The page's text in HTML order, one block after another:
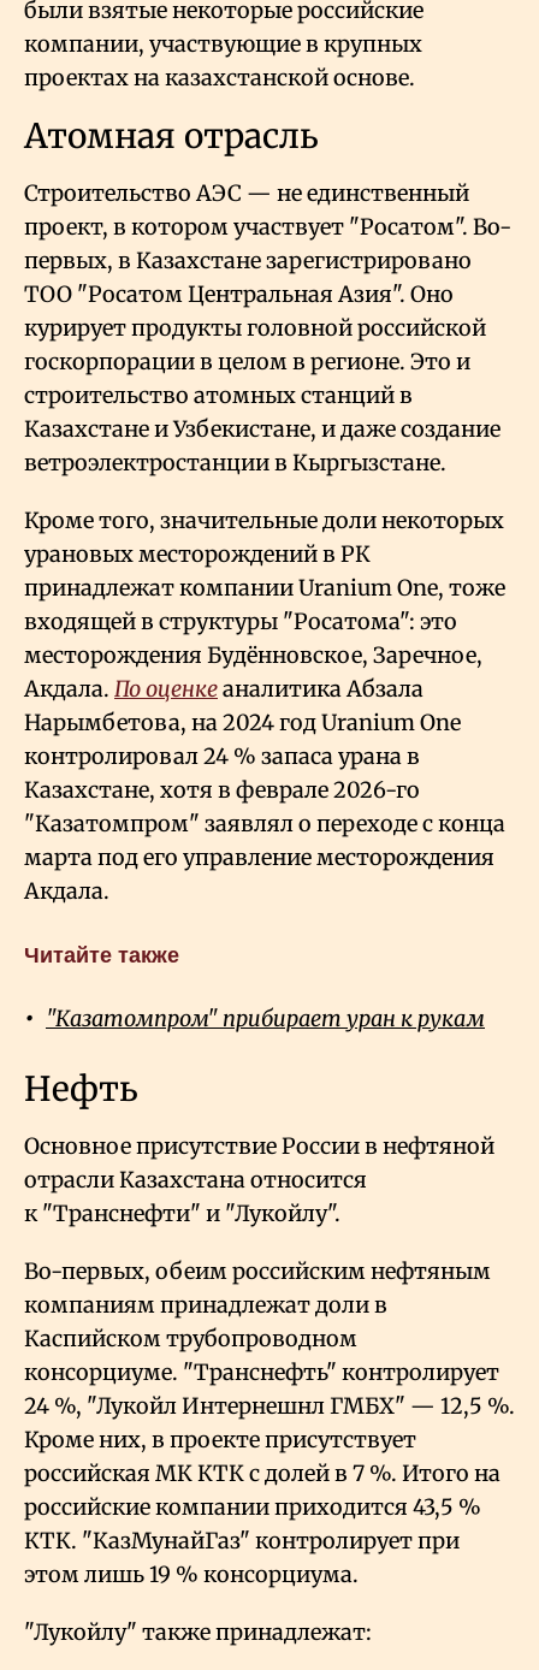
были взятые некоторые российские
компании, участвующие в крупных
проектах на казахстанской основе.
Атомная отрасль
Строительство АЭС — не единственный
проект, в котором участвует "Росатом". Во-
первых, в Казахстане зарегистрировано
ТОО "Росатом Центральная Азия". Оно
курирует продукты головной российской
госкорпорации в целом в регионе. Это и
строительство атомных станций в
Казахстане и Узбекистане, и даже создание
ветроэлектростанции в Кыргызстане.
Кроме того, значительные доли некоторых
урановых месторождений в РК
принадлежат компании Uranium One, тоже
входящей в структуры "Росатома": это
месторождения Будённовское, Заречное,
Акдала. По оценкеаналитика Абзала
Нарымбетова, на 2024 год Uranium One
контролировал 24 % запаса урана в
Казахстане, хотя в феврале 2026-го
"Казатомпром" заявлял о переходе с конца
марта под его управление месторождения
Акдала.
Читайте также
"Казатомпром" прибирает уран к рукам
Нефть
Основное присутствие России в нефтяной
отрасли Казахстана относится
к "Транснефти" и "Лукойлу".
Во-первых, обеим российским нефтяным
компаниям принадлежат доли в
Каспийском трубопроводном
консорциуме. "Транснефть" контролирует
24 %, "Лукойл Интернешнл ГМБХ" — 12,5 %.
Кроме них, в проекте присутствует
российская МК КТК с долей в 7 %. Итого на
российские компании приходится 43,5 %
КТК. "КазМунайГаз" контролирует при
этом лишь 19 % консорциума.
"Лукойлу" также принадлежат: